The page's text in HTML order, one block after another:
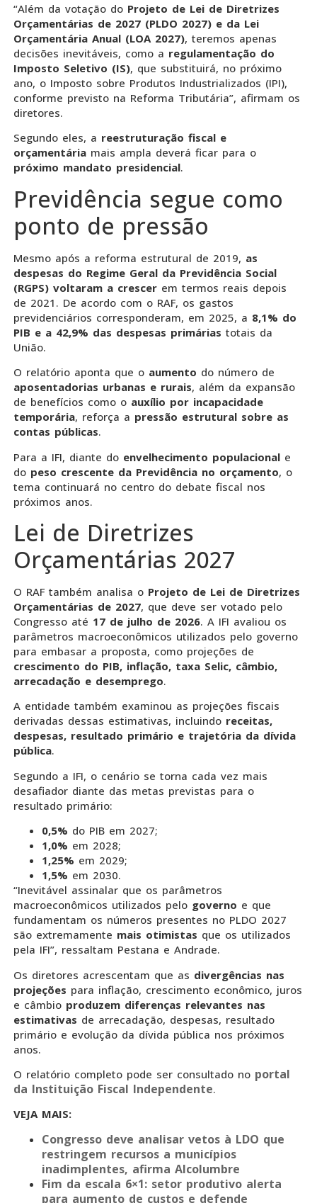
“Além da votação do Projeto de Lei de Diretrizes
Orçamentárias de 2027 (PLDO 2027) e da Lei
Orçamentária Anual (LOA 2027), teremos apenas
decisões inevitáveis, como a regulamentação do
Imposto Seletivo (IS), que substituirá, no próximo
ano, o Imposto sobre Produtos Industrializados (IPI),
conforme previsto na Reforma Tributária”, afirmam os
diretores.
Segundo eles, a reestruturação fiscal e
orçamentária mais ampla deverá ficar para o
próximo mandato presidencial.
Previdência segue como
ponto de pressão
Mesmo após a reforma estrutural de 2019, as
despesas do Regime Geral da Previdência Social
(RGPS) voltaram a crescer em termos reais depois
de 2021. De acordo com o RAF, os gastos
previdenciários corresponderam, em 2025, a 8,1% do
PIB e a 42,9% das despesas primárias totais da
União.
O relatório aponta que o aumento do número de
aposentadorias urbanas e rurais, além da expansão
de benefícios como o auxílio por incapacidade
temporária, reforça a pressão estrutural sobre as
contas públicas.
Para a IFI, diante do envelhecimento populacional e
do peso crescente da Previdência no orçamento, o
tema continuará no centro do debate fiscal nos
próximos anos.
Lei de Diretrizes
Orçamentárias 2027
O RAF também analisa o Projeto de Lei de Diretrizes
Orçamentárias de 2027, que deve ser votado pelo
Congresso até 17 de julho de 2026. A IFI avaliou os
parâmetros macroeconômicos utilizados pelo governo
para embasar a proposta, como projeções de
crescimento do PIB, inflação, taxa Selic, câmbio,
arrecadação e desemprego.
A entidade também examinou as projeções fiscais
derivadas dessas estimativas, incluindo receitas,
despesas, resultado primário e trajetória da dívida
pública.
Segundo a IFI, o cenário se torna cada vez mais
desafiador diante das metas previstas para o
resultado primário:
0,5% do PIB em 2027;
1,0% em 2028;
1,25% em 2029;
1,5% em 2030.
“Inevitável assinalar que os parâmetros
macroeconômicos utilizados pelo governo e que
fundamentam os números presentes no PLDO 2027
são extremamente mais otimistas que os utilizados
pela IFI”, ressaltam Pestana e Andrade.
Os diretores acrescentam que as divergências nas
projeções para inflação, crescimento econômico, juros
e câmbio produzem diferenças relevantes nas
estimativas de arrecadação, despesas, resultado
primário e evolução da dívida pública nos próximos
anos.
O relatório completo pode ser consultado no portal
da Instituição Fiscal Independente.
VEJA MAIS:
Congresso deve analisar vetos à LDO que
restringem recursos a municípios
inadimplentes, afirma Alcolumbre
Fim da escala 6×1: setor produtivo alerta
para aumento de custos e defende